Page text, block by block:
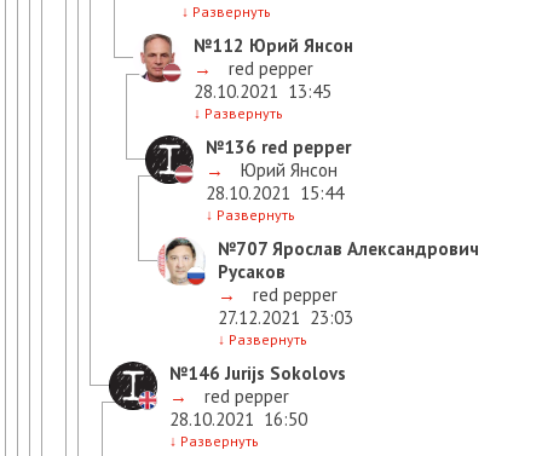
↓ Развернуть
№112 Юрий Янсон
→
red pepper
28.10.2021 13:45
↓ Развернуть
№136 red pepper
→
Юрий Янсон
28.10.2021 15:44
↓ Развернуть
№707 Ярослав Александрович
Русаков
→
red pepper
27.12.2021 23:03
↓ Развернуть
№146 Jurijs Sokolovs
→
red pepper
28.10.2021 16:50
↓ Развернуть